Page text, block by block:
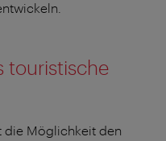
touristische
die Möglichkeit den